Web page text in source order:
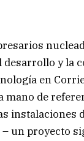
desarrollo y la
en
mano de
instalaciones
– un proyecto